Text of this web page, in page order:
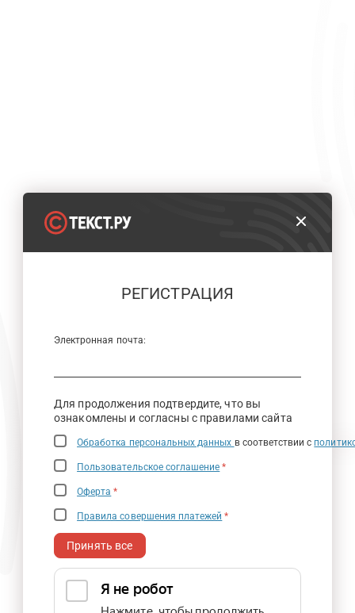
РЕГИСТРАЦИЯ
Электронная почта:
Для продолжения подтвердите, что вы
ознакомлены и согласны с правилами сайта
Обработка персональных данных в соответствии с
Пользовательское соглашение *
Оферта *
Правила совершения платежей *
Принять все